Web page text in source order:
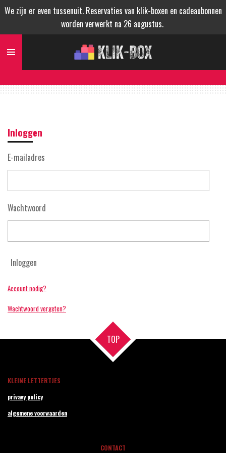
Ga
naar
de
We zijn er even tussenuit. Reservaties van klik-boxen en cadeaubonnen
worden verwerkt na 26 augustus.
Inloggen
E-mailadres
Wachtwoord
Inloggen
Account nodig?
Wachtwoord vergeten?
TOP
KLEINE LETTERTJES
privavy policy
algemene voorwaarden
CONTACT